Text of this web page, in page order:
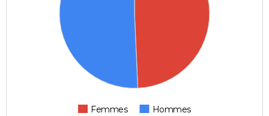
Femmes Hommes